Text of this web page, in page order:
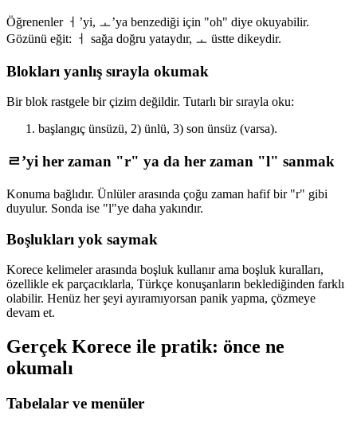
Öğrenenler ㅓ’yi, ㅗ’ya benzediği için "oh" diye okuyabilir.
Gözünü eğit: ㅓ sağa doğru yataydır, ㅗ üstte dikeydir.
Blokları yanlış sırayla okumak
Bir blok rastgele bir çizim değildir. Tutarlı bir sırayla oku:
başlangıç ünsüzü, 2) ünlü, 3) son ünsüz (varsa).
ㄹ’yi her zaman "r" ya da her zaman "l" sanmak
Konuma bağlıdır. Ünlüler arasında çoğu zaman hafif bir "r" gibi
duyulur. Sonda ise "l"ye daha yakındır.
Boşlukları yok saymak
Korece kelimeler arasında boşluk kullanır ama boşluk kuralları,
özellikle ek parçacıklarla, Türkçe konuşanların beklediğinden farklı
olabilir. Henüz her şeyi ayıramıyorsan panik yapma, çözmeye
devam et.
Gerçek Korece ile pratik: önce ne
okumalı
Tabelalar ve menüler